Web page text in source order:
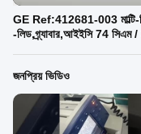
GE Ref:412681-003 মাল্টি-
-লিড,গ্র্যাবার,আইইসি 74 সিএম
জনপ্রিয় ভিডিও